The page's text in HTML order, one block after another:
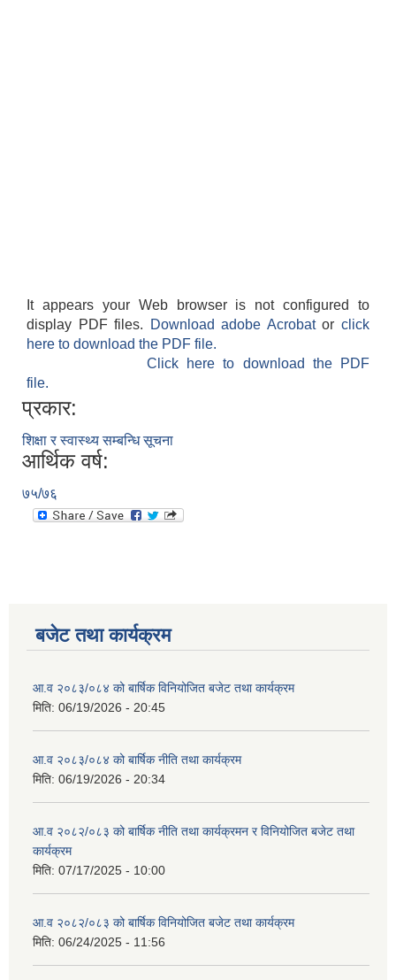
It appears your Web browser is not configured to
display PDF files.
Download adobe Acrobatorclick
here to download the PDF file.
Click here to download the PDF
file.
प्रकार:
शिक्षा र स्वास्थ्य सम्बन्धि सूचना
आर्थिक वर्ष:
७५/७६
बजेट तथा कार्यक्रम
आ.व २०८३/०८४ को बार्षिक विनियोजित बजेट तथा कार्यक्रम
मिति: 06/19/2026 - 20:45
आ.व २०८३/०८४ को बार्षिक नीति तथा कार्यक्रम
मिति: 06/19/2026 - 20:34
आ.व २०८२/०८३ को बार्षिक नीति तथा कार्यक्रमन र विनियोजित बजेट तथा
कार्यक्रम
मिति: 07/17/2025 - 10:00
आ.व २०८२/०८३ को बार्षिक विनियोजित बजेट तथा कार्यक्रम
मिति: 06/24/2025 - 11:56